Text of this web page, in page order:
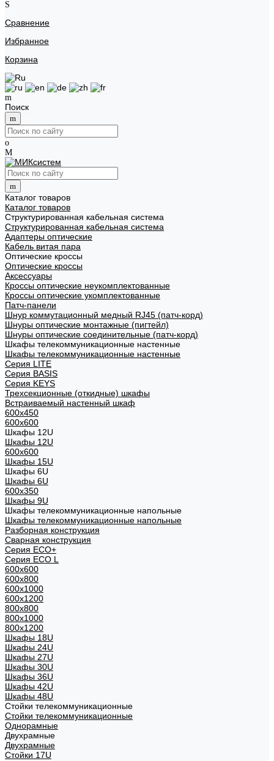
Сравнение
Избранное
Корзина
Поиск
Каталог товаров
Каталог товаров
Структурированная кабельная система
Структурированная кабельная система
Адаптеры оптические
Кабель витая пара
Оптические кроссы
Оптические кроссы
Аксессуары
Кроссы оптические неукомплектованные
Кроссы оптические укомплектованные
Патч-панели
Шнур коммутационный медный RJ45 (патч-корд)
Шнуры оптические монтажные (пигтейл)
Шнуры оптические соединительные (патч-корд)
Шкафы телекоммуникационные настенные
Шкафы телекоммуникационные настенные
Cерия LITE
Cерия BASIS
Cерия KEYS
Трехсекционные (откидные) шкафы
Встраиваемый настенный шкаф
600x450
600x600
Шкафы 12U
Шкафы 12U
600x600
Шкафы 15U
Шкафы 6U
Шкафы 6U
600x350
Шкафы 9U
Шкафы телекоммуникационные напольные
Шкафы телекоммуникационные напольные
Разборная конструкция
Сварная конструкция
Серия ECO+
Серия ECO L
600x600
600x800
600х1000
600х1200
800x800
800х1000
800х1200
Шкафы 18U
Шкафы 24U
Шкафы 27U
Шкафы 30U
Шкафы 36U
Шкафы 42U
Шкафы 48U
Стойки телекоммуникационные
Стойки телекоммуникационные
Однорамные
Двухрамные
Двухрамные
Стойки 17U